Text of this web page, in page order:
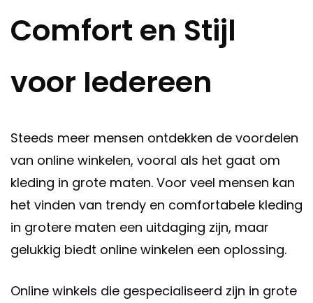
Comfort en Stijl
voor Iedereen
Steeds meer mensen ontdekken de voordelen
van online winkelen, vooral als het gaat om
kleding in grote maten. Voor veel mensen kan
het vinden van trendy en comfortabele kleding
in grotere maten een uitdaging zijn, maar
gelukkig biedt online winkelen een oplossing.
Online winkels die gespecialiseerd zijn in grote